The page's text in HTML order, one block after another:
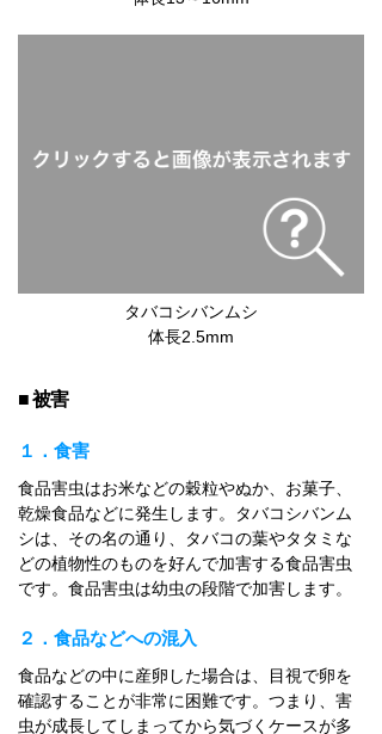
タバコシバンムシ
体長2.5mm
■ 被害
１．食害
食品害虫はお米などの穀粒やぬか、お菓子、
乾燥食品などに発生します。タバコシバンム
シは、その名の通り、タバコの葉やタタミな
どの植物性のものを好んで加害する食品害虫
です。食品害虫は幼虫の段階で加害します。
２．食品などへの混入
食品などの中に産卵した場合は、目視で卵を
確認することが非常に困難です。つまり、害
虫が成長してしまってから気づくケースが多